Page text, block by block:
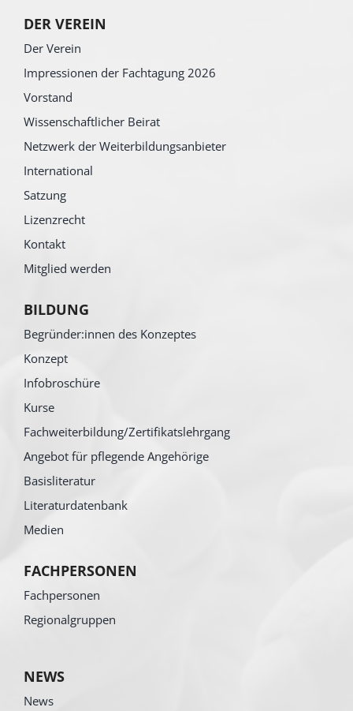
DER VEREIN
Der Verein
Impressionen der Fachtagung 2026
Vorstand
Wissenschaftlicher Beirat
Netzwerk der Weiterbildungsanbieter
International
Satzung
Lizenzrecht
Kontakt
Mitglied werden
BILDUNG
Begründer:innen des Konzeptes
Konzept
Infobroschüre
Kurse
Fachweiterbildung/Zertifikatslehrgang
Angebot für pflegende Angehörige
Basisliteratur
Literaturdatenbank
Medien
FACHPERSONEN
Fachpersonen
Regionalgruppen
NEWS
News